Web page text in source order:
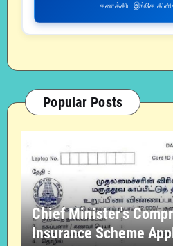
கணக்கிட இங்கே
Popular Posts
Chief Minister's
Insurance Scheme